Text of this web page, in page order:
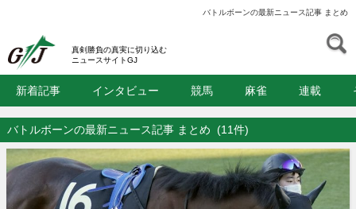
バトルボーンの最新ニュース記事 まとめ
真剣勝負の真実に切り込む
ニュースサイトGJ
新着記事 インタビュー 競馬 麻雀 連載
バトルボーンの最新ニュース記事 まとめ (11件)